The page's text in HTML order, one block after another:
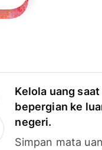
Kelola uang saat
bepergian ke
negeri.
Simpan mata